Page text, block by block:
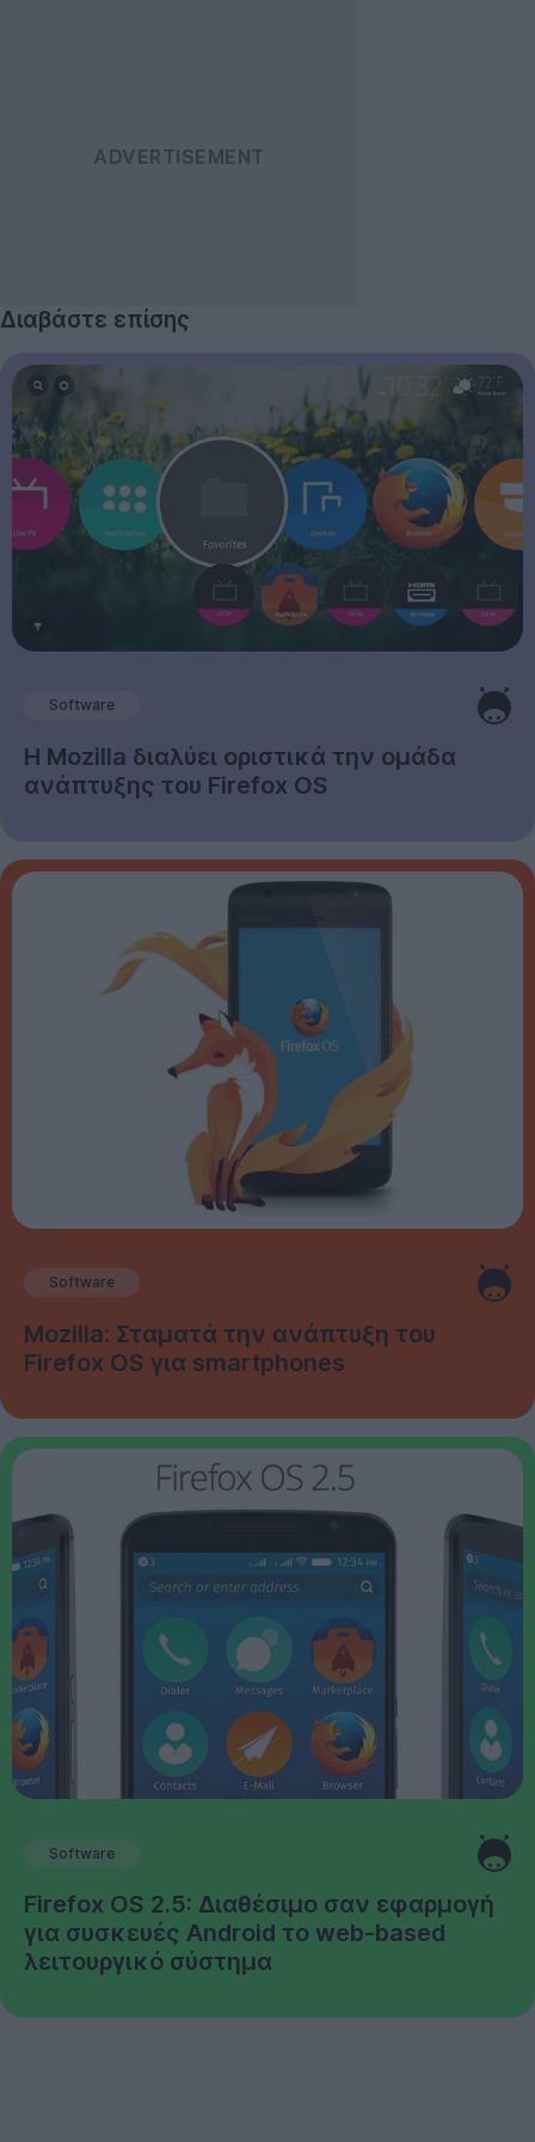
Διαβάστε επίσης
Software
Η Mozilla διαλύει οριστικά την ομάδα
ανάπτυξης του Firefox OS
Software
Mozilla: Σταματά την ανάπτυξη του
Firefox OS για smartphones
Software
Firefox OS 2.5: Διαθέσιμο σαν εφαρμογή
για συσκευές Android το web-based
λειτουργικό σύστημα